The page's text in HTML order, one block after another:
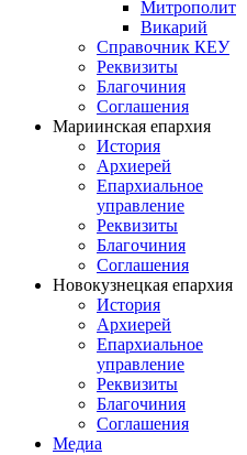
Митрополит
Викарий
Справочник КЕУ
Реквизиты
Благочиния
Соглашения
Мариинская епархия
История
Архиерей
Епархиальное
управление
Реквизиты
Благочиния
Соглашения
Новокузнецкая епархия
История
Архиерей
Епархиальное
управление
Реквизиты
Благочиния
Соглашения
Медиа